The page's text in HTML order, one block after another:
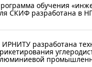
обучения
СКИФ разработана в
ИРНИТУ разработана